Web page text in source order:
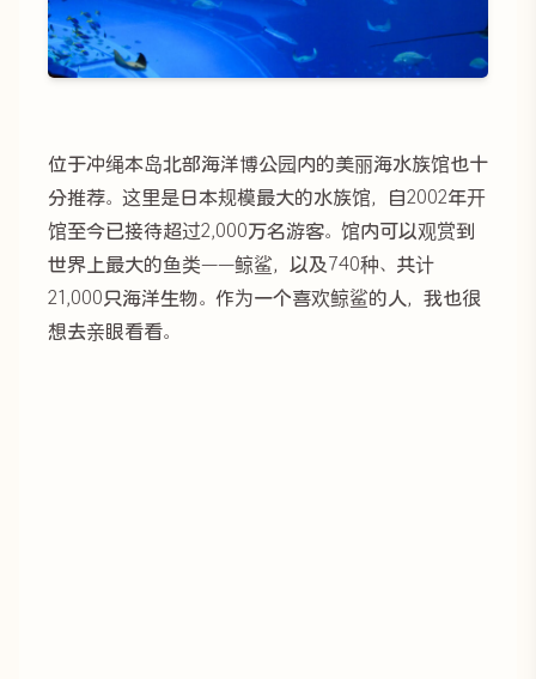
位于冲绳本岛北部海洋博公园内的美丽海水族馆也十
分推荐。这里是日本规模最大的水族馆，自2002年开
馆至今已接待超过2,000万名游客。馆内可以观赏到
世界上最大的鱼类——鲸鲨，以及740种、共计
21,000只海洋生物。作为一个喜欢鲸鲨的人，我也很
想去亲眼看看。